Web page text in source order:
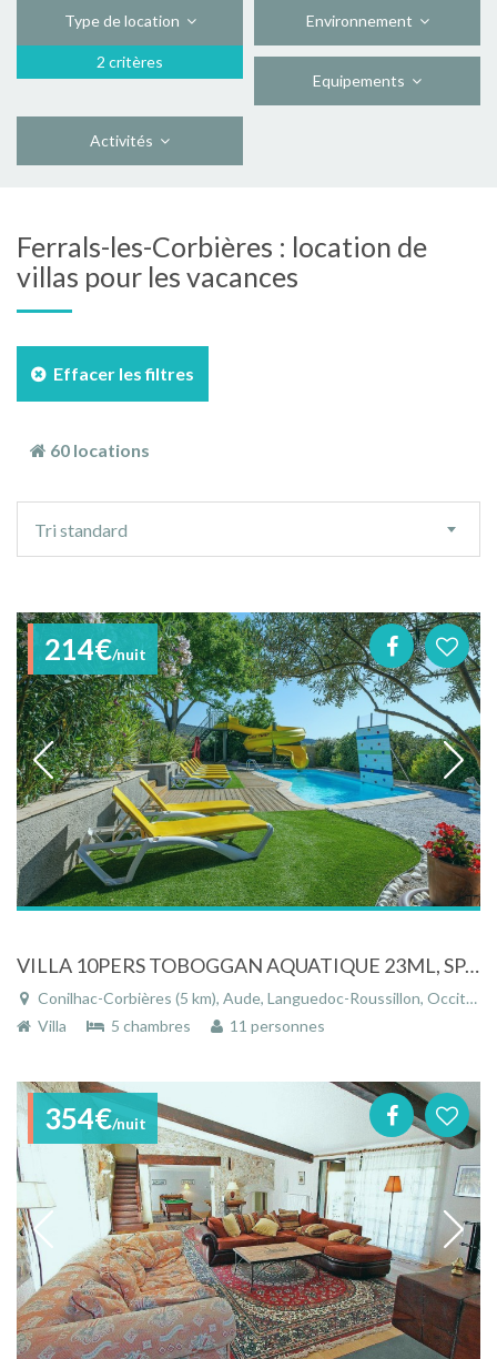
Type de location
2 critères
Environnement
Equipements
Activités
Ferrals-les-Corbières : location de
villas pour les vacances
Effacer les filtres
60 locations
tri
Tri standard
214€/nuit
VILLA 10PERS TOBOGGAN AQUATIQUE 23ML, SPA, SAUNA, CINEMA PRIVE 10 PERS
Conilhac-Corbières (5 km), Aude, Languedoc-Roussillon, Occitanie, France
Villa
5 chambres 11 personnes
354€/nuit